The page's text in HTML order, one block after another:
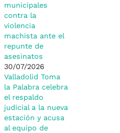
municipales
contra la
violencia
machista ante el
repunte de
asesinatos
30/07/2026
Valladolid Toma
la Palabra celebra
el respaldo
judicial a la nueva
estación y acusa
al equipo de